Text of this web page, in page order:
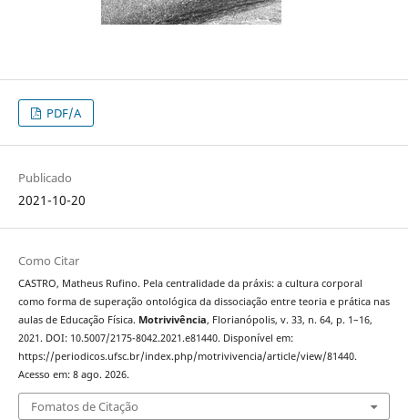
PDF/A
Publicado
2021-10-20
Como Citar
CASTRO, Matheus Rufino. Pela centralidade da práxis: a cultura corporal
como forma de superação ontológica da dissociação entre teoria e prática nas
aulas de Educação Física. Motrivivência, Florianópolis, v. 33, n. 64, p. 1–16,
2021. DOI: 10.5007/2175-8042.2021.e81440. Disponível em:
https://periodicos.ufsc.br/index.php/motrivivencia/article/view/81440.
Acesso em: 8 ago. 2026.
Fomatos de Citação